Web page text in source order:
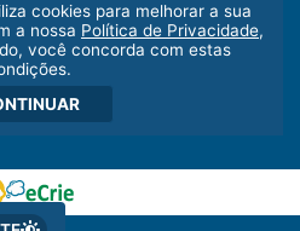
cookies para melhorar a sua
a nossa Política de Privacidade,
você concorda com estas